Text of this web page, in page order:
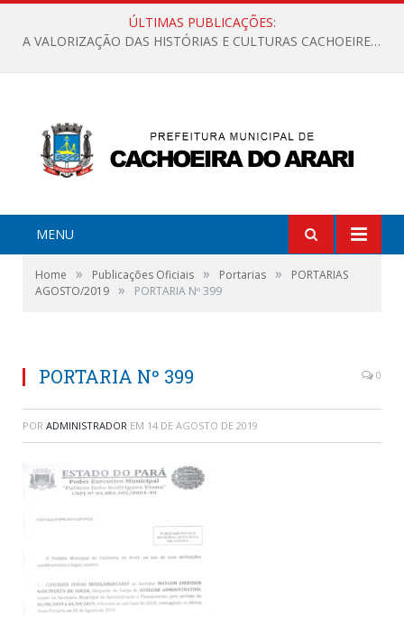
ÚLTIMAS PUBLICAÇÕES:
A VALORIZAÇÃO DAS HISTÓRIAS E CULTURAS CACHOEIRENSES
MENU
Home » Publicações Oficiais » Portarias »
PORTARIAS
AGOSTO/2019 » PORTARIA Nº 399
PORTARIA Nº 399 0
POR ADMINISTRADOR EM 14 DE AGOSTO DE 2019